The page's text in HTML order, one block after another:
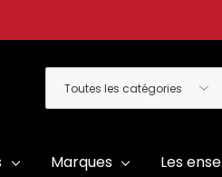
Toutes
les
Rechercher
Marques Les